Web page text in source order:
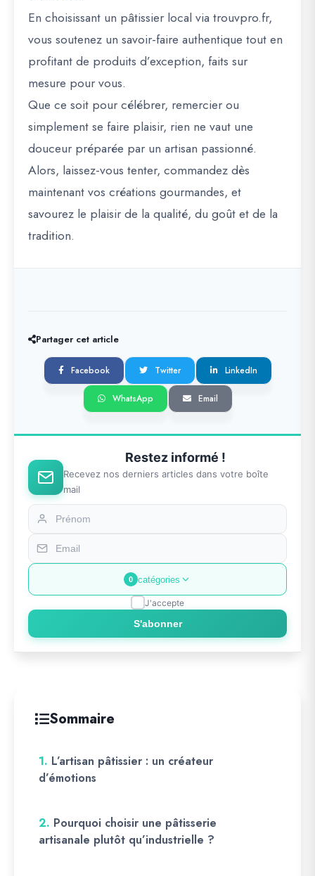
En choisissant un pâtissier local via trouvpro.fr,
vous soutenez un savoir-faire authentique tout en
profitant de produits d’exception, faits sur
mesure pour vous.
Que ce soit pour célébrer, remercier ou
simplement se faire plaisir, rien ne vaut une
douceur préparée par un artisan passionné.
Alors, laissez-vous tenter, commandez dès
maintenant vos créations gourmandes, et
savourez le plaisir de la qualité, du goût et de la
tradition.
Partager cet article
Facebook Twitter LinkedIn
WhatsApp Email
Restez informé !
Recevez nos derniers articles dans votre boîte
mail
0 catégories
J'accepte
S'abonner
Sommaire
1. L’artisan pâtissier : un créateur
d’émotions
2. Pourquoi choisir une pâtisserie
artisanale plutôt qu’industrielle ?